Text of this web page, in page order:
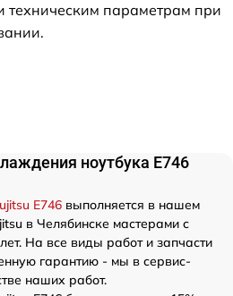
техническим параметрам при
ноутбука E746
E746 выполняется в нашем
в Челябинске мастерами с
На все виды работ и запчасти
гарантию - мы в сервис-
наших работ.